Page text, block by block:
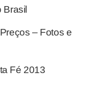
Brasil
– Fotos e
Fé 2013